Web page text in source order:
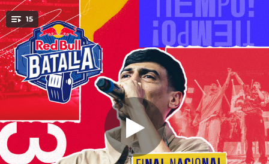
You're all set!
15Jesse Pungaz Vs Luis Farias - Octavos
- Live
Jesse Pungaz Vs Luis Farias - Octavos - Live
04:13
Alkoy Vs Auge - Octavos - Live
07:19
Stuartinfk Vs Nasir Catriel - Octavos - Live
Alexmine Vs Larrix - Octavos - Live
02:23
Ctz Vs Exe - Octavos - Live
04:17
.